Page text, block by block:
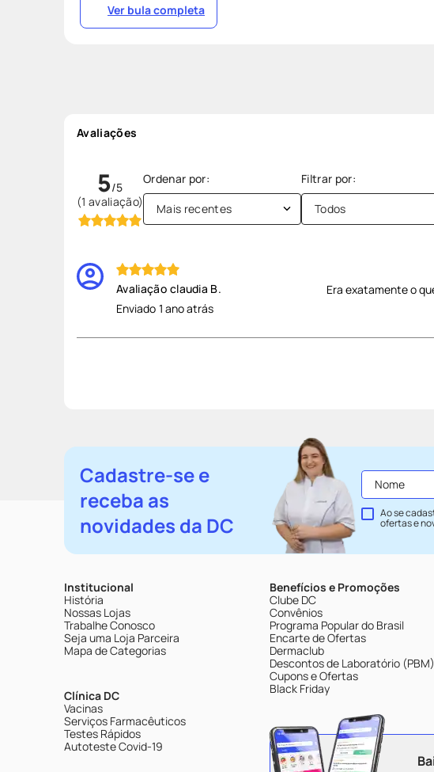
Ver bula completa
Avaliações
5
(1 avaliação) Mais recentes Todos
Enviado 1 ano atrás
Claudia B. Era exatamente o
Cadastre-se e
receba as
novidades da DC
Ao se
ofertas e
Institucional
História
Nossas Lojas
Trabalhe Conosco
Seja uma Loja Parceira
Mapa de Categorias
Clínica DC
Vacinas
Serviços Farmacêuticos
Testes Rápidos
Autoteste Covid-19
Benefícios e Promoções
Clube DC
Convênios
Programa Popular do Brasil
Encarte de Ofertas
Dermaclub
Descontos de Laboratório (PBM)
Cupons e Ofertas
Black Friday